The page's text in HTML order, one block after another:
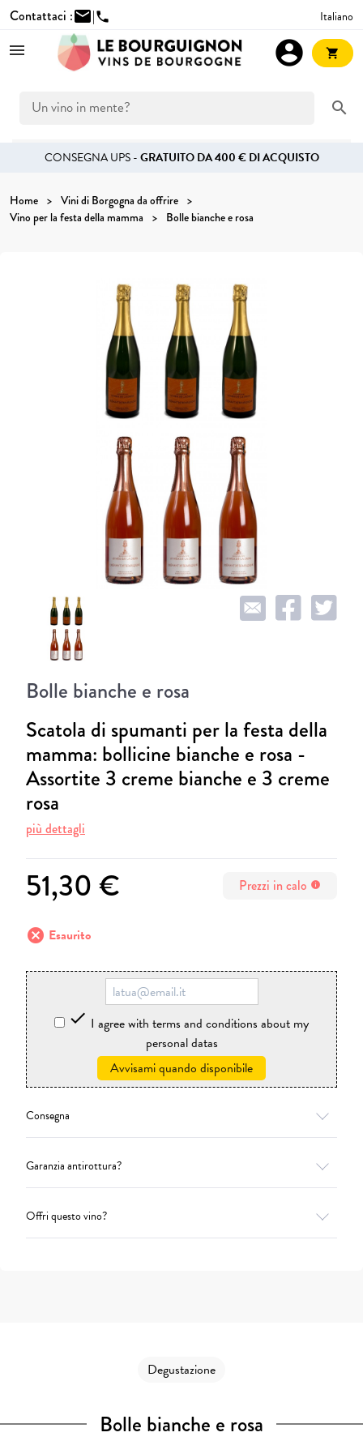
Contattaci :mail|phone Italiano
search
account_circle shopping_cart
CONSEGNA UPS -GRATUITO DA 400 € DI ACQUISTO
Home
Vini di Borgogna da offrire
Vino per la festa della mamma
Bolle bianche e rosa
Bolle bianche e rosa
Scatola di spumanti per la festa della
mamma: bollicine bianche e rosa -
Assortite 3 creme bianche e 3 creme
rosa
più dettagli
51,30 € Prezzi in calo info
cancel Esaurito
 I agree with terms and conditions about my
personal datas
Avvisami quando disponibile
Consegna
Garanzia antirottura?
Offri questo vino?
Degustazione
Bolle bianche e rosa